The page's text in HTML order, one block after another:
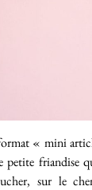
« mini
petite friandise
sur le